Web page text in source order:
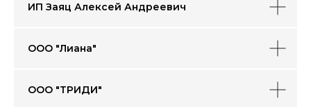
ИП Заяц Алексей Андреевич
ООО "Лиана"
ООО "ТРИДИ"